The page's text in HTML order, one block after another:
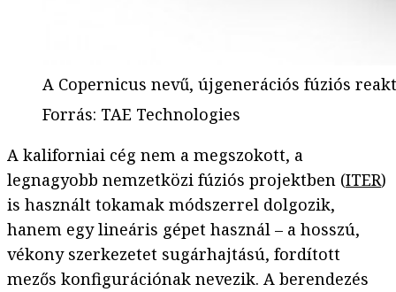
A Copernicus nevű, újgenerációs fúziós
Forrás: TAE Technologies
A kaliforniai cég nem a megszokott, a
legnagyobb nemzetközi fúziós projektben (ITER)
is használt tokamak módszerrel dolgozik,
hanem egy lineáris gépet használ – a hosszú,
vékony szerkezetet sugárhajtású, fordított
mezős konfigurációnak nevezik. A berendezés